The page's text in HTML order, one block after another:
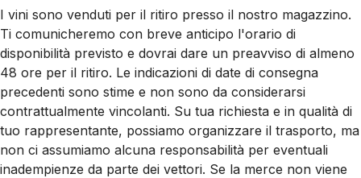
I vini sono venduti per il ritiro presso il nostro magazzino.
Ti comunicheremo con breve anticipo l'orario di
disponibilità previsto e dovrai dare un preavviso di almeno
48 ore per il ritiro. Le indicazioni di date di consegna
precedenti sono stime e non sono da considerarsi
contrattualmente vincolanti. Su tua richiesta e in qualità di
tuo rappresentante, possiamo organizzare il trasporto, ma
non ci assumiamo alcuna responsabilità per eventuali
inadempienze da parte dei vettori. Se la merce non viene